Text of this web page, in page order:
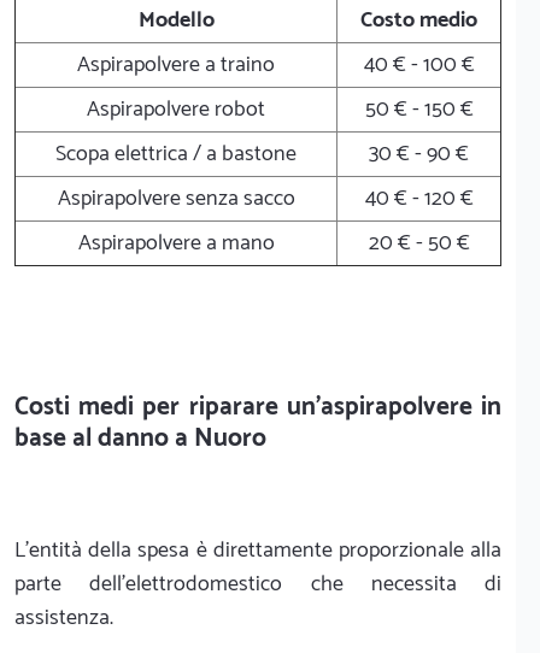
Modello
Costo medio
Aspirapolvere a traino
40 € - 100 €
Aspirapolvere robot
50 € - 150 €
Scopa elettrica / a bastone
30 € - 90 €
Aspirapolvere senza sacco
40 € - 120 €
Aspirapolvere a mano
20 € - 50 €
Costi medi per riparare un'aspirapolvere in
base al danno a Nuoro
L'entità della spesa è direttamente proporzionale alla
parte dell'elettrodomestico che necessita di
assistenza.